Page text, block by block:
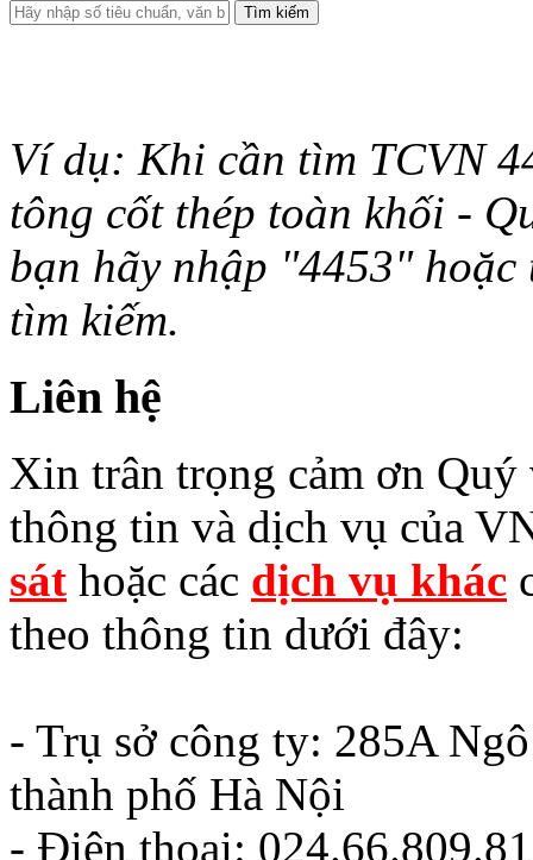
Ví dụ: Khi cần tìm TCVN
tông cốt thép toàn khối -
bạn hãy nhập "4453"
tìm kiếm.
Liên hệ
Xin trân trọng cảm ơn
thông tin và dịch vụ của
sát hoặc các dịch vụ khác
theo thông tin dưới đây:
- Trụ sở công ty: 285A
thành phố Hà Nội
- Điện thoại: